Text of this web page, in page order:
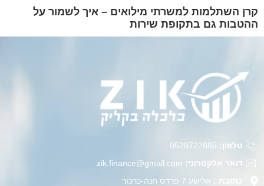
קרן השתלמות למשרתי מילואים – איך לשמור על
ההטבות גם בתקופת שירות
טלפון:
דואר אלקטרוני: zik.finance@gmail.com
כתובת : אלישע 7 פרדס חנה-כרכור